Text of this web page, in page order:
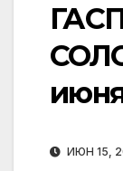
ИЮН 15,